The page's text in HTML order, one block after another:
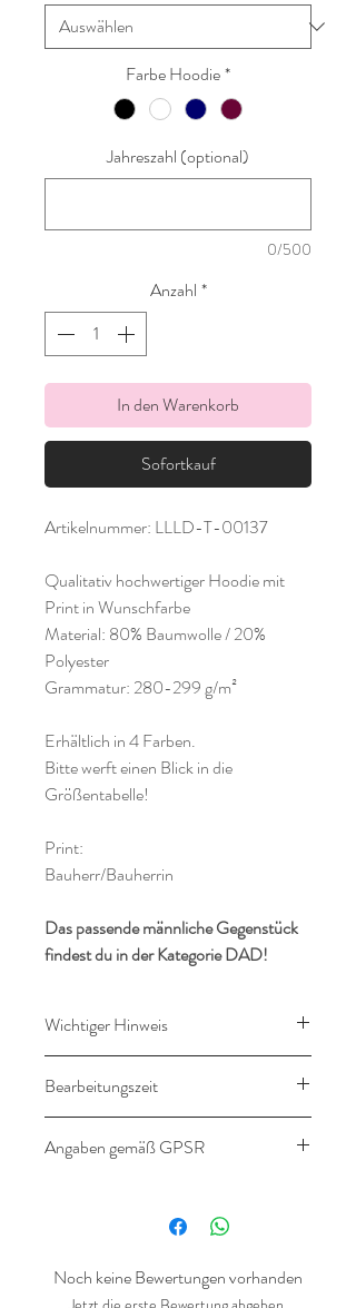
Farbe Hoodie*
Jahreszahl (optional)
0/500
Anzahl *
In den Warenkorb
Sofortkauf
Artikelnummer: LLLD-T-00137
Qualitativ hochwertiger Hoodie mit
Print in Wunschfarbe
Material: 80% Baumwolle / 20%
Polyester
Grammatur: 280-299 g/m²
Erhältlich in 4 Farben.
Bitte werft einen Blick in die
Größentabelle!
Print:
Bauherr/Bauherrin
Das passende männliche Gegenstück
findest du in der Kategorie DAD!
Wichtiger Hinweis
Wünschen angefertigt.
Ein Umtausch ist daher
ausgeschlossen.
Bearbeitungszeit
Angaben gemäß GPSR
Produktsicherheitsverordnung
Hersteller:
Noch keine Bewertungen vorhanden